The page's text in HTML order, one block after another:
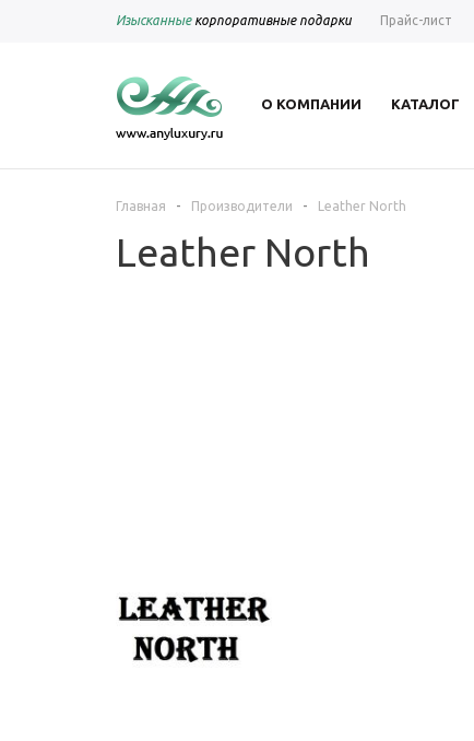
Изысканныекорпоративные подарки Прайс-лист
О КОМПАНИИ КАТАЛОГ
Главная - Производители - Leather North
Leather North